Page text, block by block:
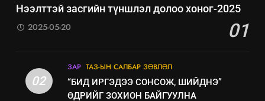
эрүүл мэнд, байгаль орчинд
үзүүлэх буюу үзүүлж байгаа
Нээлттэй засгийн түншлэл долоо хоног-2025
01
2025-05-20
02
ЗАР ТАЗ-ЫН САЛБАР ЗӨВЛӨЛ
“БИД ИРГЭДЭЭ СОНСОЖ, ШИЙДНЭ”
ӨДРИЙГ ЗОХИОН БАЙГУУЛНА